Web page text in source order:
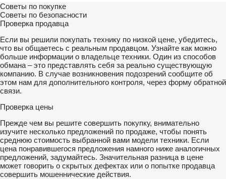
ZF AV 132II/87
Übersetzung 5,27
Versand ist weltweit möglich. Der Preis ist netto zzgl. MwSt
Viele weitere Teile im Lager
Bei Fragen kontaktieren Sie uns gerne per E-Mail oder per
Telefon
Tel:показать контакты
Möller Scholz
Bus & Truck Parts
Bad Oldesloe
Verkauft wird eine gebrauchte Hinterachse aus einem Mercedes
Citaro Bus, Baujahr 2013
Stücklistennummer: 4472040101
OE Nr. A6283503604
ZF AV 132II/87
Übersetzung 5,27
Versand ist weltweit möglich. Der Preis ist netto zzgl. MwSt
Viele weitere Teile im Lager
Bei Fragen kontaktieren Sie uns gerne per E-Mail oder per
Telefon
Советы по покупке
Советы по безопасности
Проверка продавца
Если вы решили покупать технику по низкой цене, убедитесь,
что вы общаетесь с реальным продавцом. Узнайте как можно
больше информации о владельце техники. Один из способов
обмана – это представлять себя за реально существующую
компанию. В случае возникновения подозрений сообщите об
этом нам для дополнительного контроля, через форму обратной
связи.
Проверка цены
Прежде чем вы решите совершить покупку, внимательно
изучите несколько предложений по продаже, чтобы понять
среднюю стоимость выбранной вами модели техники. Если
цена понравившегося предложения намного ниже аналогичных
предложений, задумайтесь. Значительная разница в цене
может говорить о скрытых дефектах или о попытке продавца
совершить мошеннические действия.